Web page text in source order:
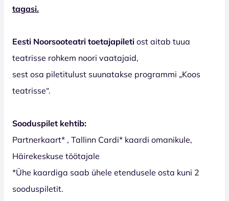
tagasi.
Eesti Noorsooteatri toetajapileti ost aitab tuua
teatrisse rohkem noori vaatajaid,
sest osa piletitulust suunatakse programmi „Koos
teatrisse“.
Sooduspilet kehtib:
Partnerkaart* , Tallinn Cardi* kaardi omanikule,
Häirekeskuse töötajale
*Ühe kaardiga saab ühele etendusele osta kuni 2
sooduspiletit.